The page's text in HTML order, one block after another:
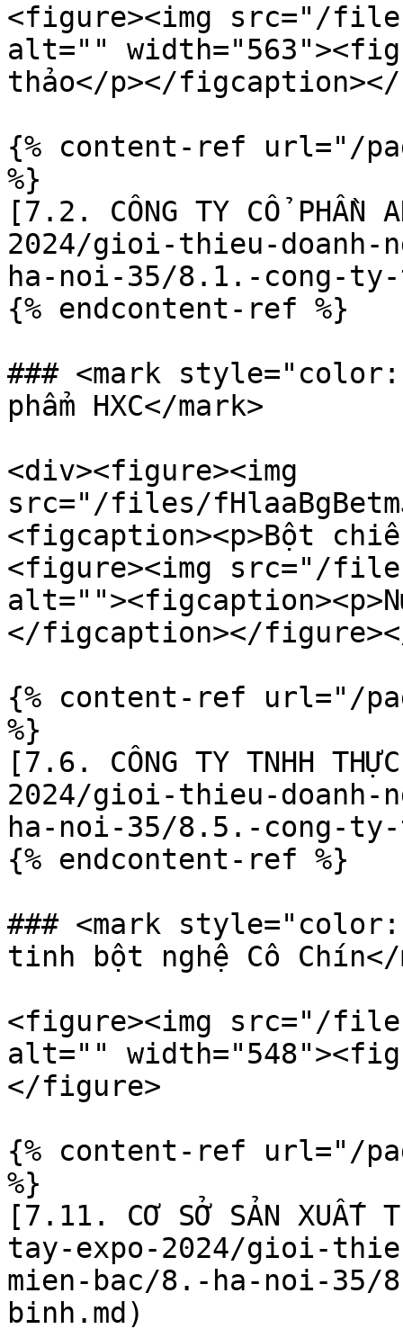
<figure><img src="/files/
alt=""
thảo</p></
{% content-ref url="/
%}
[7.2. CÔNG TY CỔ
2024/gioi-thieu-doanh-
ha-noi-35/8.1.-cong-ty-
{% endcontent-ref %}
### <mark
phẩm HXC</mark>
<div><figure><img
src="/files/
<figcaption><p>Bột
<figure><img src="/files/
</figcaption></
{% content-ref url="/
%}
[7.6. CÔNG TY TNHH
2024/gioi-thieu-doanh-
ha-noi-35/8.5.-cong-ty-
{% endcontent-ref %}
### <mark
tinh bột nghệ Cô Chín</
<figure><img src="/files/
alt=""
</figure>
{% content-ref url="/
%}
[7.11. CƠ SỞ SẢN XUẤT
tay-expo-2024/gioi-
mien-bac/8.-ha-noi-35/
binh.md)